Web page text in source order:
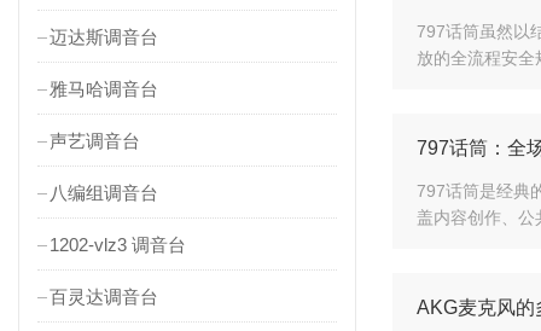
迈达斯调音台
雅马哈调音台
声艺调音台
八编组调音台
1202-vlz3 调音台
百灵达调音台
797话筒虽然以
放的全流程安
797话筒：全
797话筒是经典
盖内容创作、公
AKG麦克风的